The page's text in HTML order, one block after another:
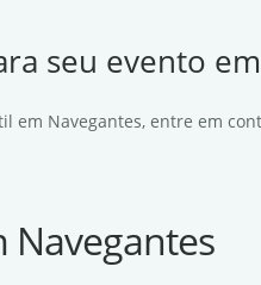
seu evento em
em Navegantes, entre em
Navegantes